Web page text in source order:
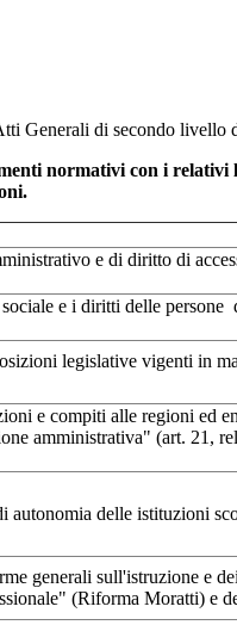
Generali di secondo livello
normativi con i
e di diritto di
e i diritti delle persone
legislative vigenti in
e compiti alle regioni ed
amministrativa" (art. 21,
autonomia delle istituzioni
generali sull'istruzione e
(Riforma Moratti) e